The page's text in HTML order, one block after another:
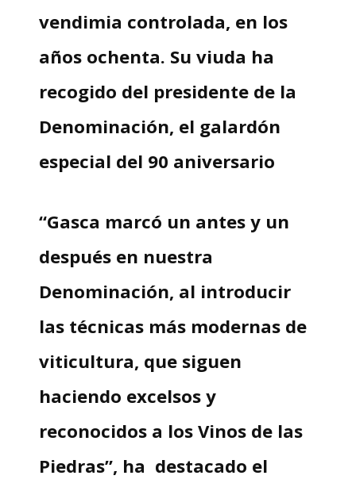
vendimia controlada, en los
años ochenta. Su viuda ha
recogido del presidente de la
Denominación, el galardón
especial del 90 aniversario
“Gasca marcó un antes y un
después en nuestra
Denominación, al introducir
las técnicas más modernas de
viticultura, que siguen
haciendo excelsos y
reconocidos a los Vinos de las
Piedras”, ha destacado el